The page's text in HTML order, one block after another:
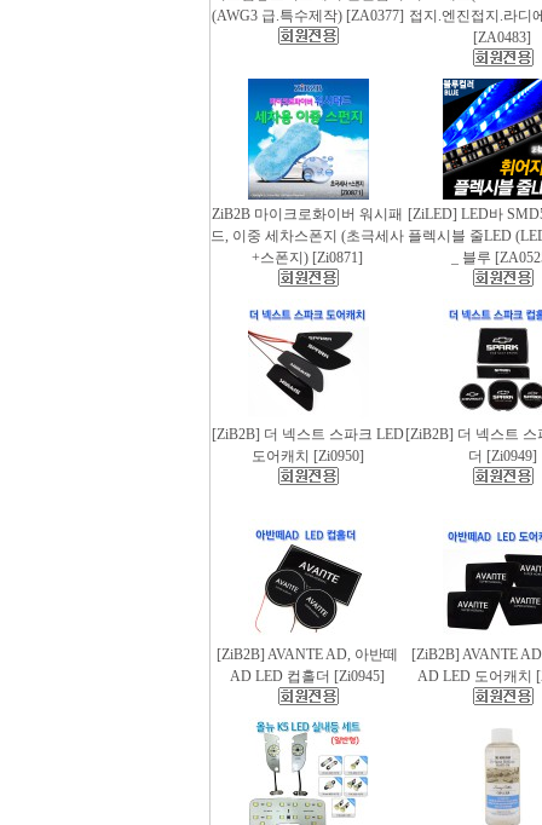
(AWG3 급.특수제작) [ZA0377] 접지.엔진접지.라디
[ZA0483]
ZiB2B 마이크로화이버 워시패
드, 이중 세차스폰지 (초극세사
+스폰지) [Zi0871]
[ZiLED] LED바
플렉시블 줄LED
_ 블루
[ZiB2B] 더 넥스트 스파크 LED
도어캐치 [Zi0950]
[ZiB2B] 더 넥스트 스
더 [Zi0949]
[ZiB2B] AVANTE AD, 아반떼
AD LED 컵홀더 [Zi0945]
[ZiB2B] AVANTE
AD LED 도어캐치